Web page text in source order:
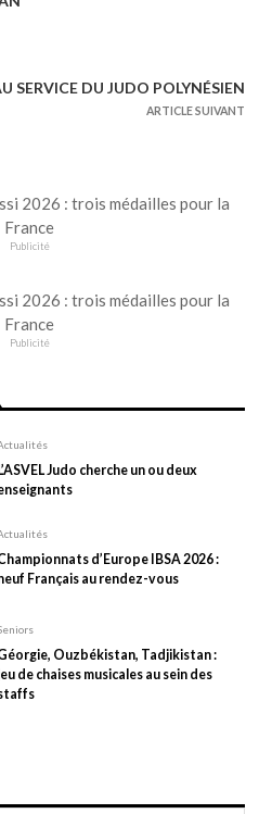
SERVICE DU JUDO POLYNÉSIEN
ARTICLE SUIVANT
Publicité
Publicité
L’ASVEL Judo cherche un ou deux
d’Europe IBSA 2026 :
Français au rendez-vous
Ouzbékistan, Tadjikistan :
de chaises musicales au sein des